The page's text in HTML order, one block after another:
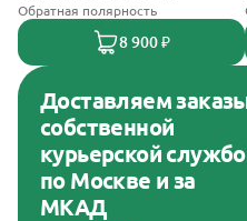
Обратная полярность
8 900 ₽
Доставляем
собственной
курьерской
по Москве и за
МКАД